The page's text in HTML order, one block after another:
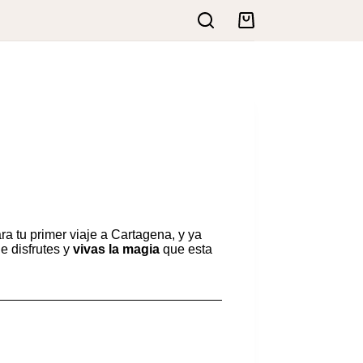
Carro
de
tu primer viaje a Cartagena, y ya
disfrutes y vivas la magiaque esta